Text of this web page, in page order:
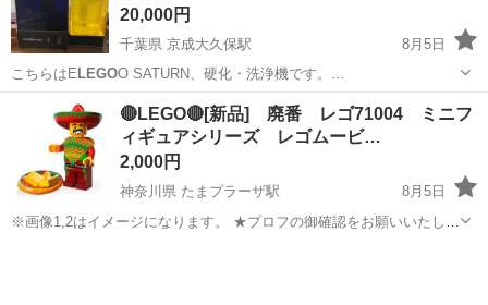
20,000円
千葉県 京成大久保駅
8月5日
こちらはE LEGOO SATURN、硬化・洗浄機です。…
習志野市 京成大久保駅 その他 ELEGOO
🔴LEGO🔴[新品] 廃番 レゴ71004 ミニフ
ィギュアシリーズ レゴムービ…
2,000円
神奈川県 たまプラーザ駅
8月5日
※画像1,2はイメージになります。 ★プロフの御確認をお願いいたしま